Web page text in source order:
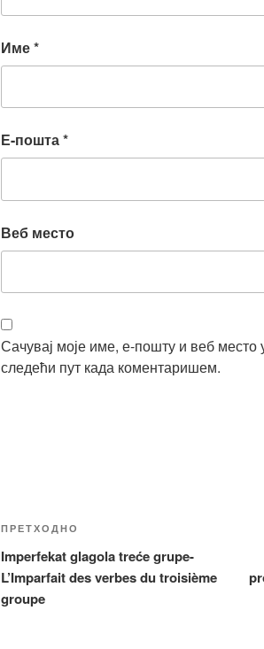
Име*
Е-пошта*
Веб место
Сачувај моје име, е-пошту и веб место
следећи пут када коментаришем.
Кретање
чланка
Претходни
чланак
ПРЕТХОДНО
Imperfekat glagola treće grupe-
L’Imparfait des verbes du troisième
groupe